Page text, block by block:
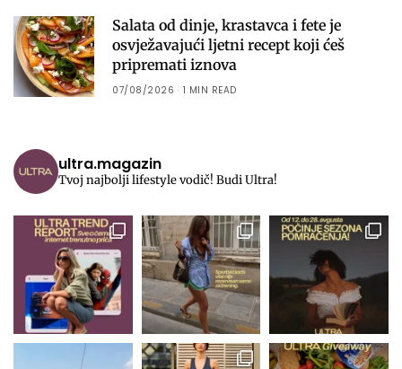
Salata od dinje, krastavca i fete je
osvježavajući ljetni recept koji ćeš
pripremati iznova
07/08/2026 1 MIN READ
ultra.magazin
Tvoj najbolji lifestyle vodič! Budi Ultra!